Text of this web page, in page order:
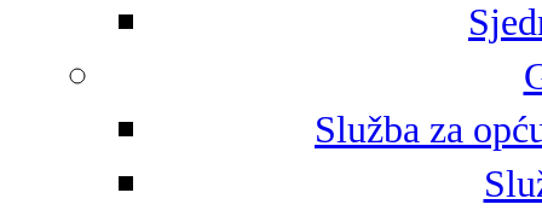
Služba za